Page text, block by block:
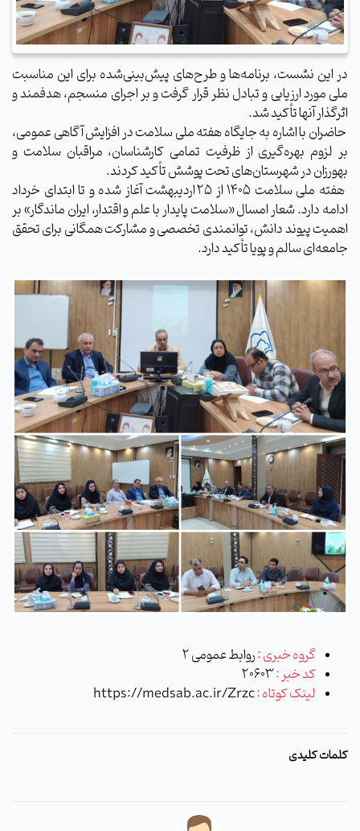
در این نشست، برنامه‌ها و طرح‌های پیش‌بینی‌شده برای این مناسبت
ملی مورد ارزیابی و تبادل نظر قرار گرفت و بر اجرای منسجم، هدفمند و
اثرگذار آنها تأکید شد.
حاضران با اشاره به جایگاه هفته ملی سلامت در افزایش آگاهی عمومی،
بر لزوم بهره‌گیری از ظرفیت تمامی کارشناسان، مراقبان سلامت و
بهورزان در شهرستان‌های تحت پوشش تأکید کردند.
هفته ملی سلامت ۱۴۰۵ از ۲۵ اردیبهشت آغاز شده و تا ابتدای خرداد
ادامه دارد. شعار امسال «سلامت پایدار با علم و اقتدار، ایران ماندگار» بر
اهمیت پیوند دانش، توانمندی تخصصی و مشارکت همگانی برای تحقق
جامعه‌ای سالم و پویا تأکید دارد.
گروه خبری :روابط عمومی 2
کد خبر :20603
لینک کوتاه :https://medsab.ac.ir/Zrzc
کلمات کلیدی